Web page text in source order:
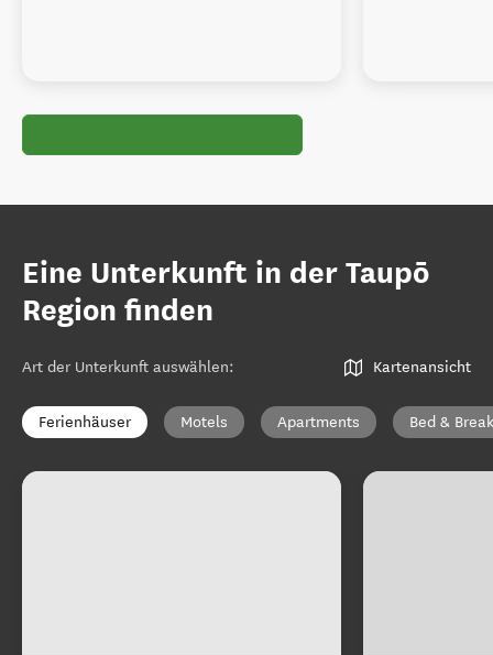
Eine Unterkunft in der Taupō
Region finden
Art der Unterkunft auswählen: Kartenansicht
Ferienhäuser Motels Apartments Bed &